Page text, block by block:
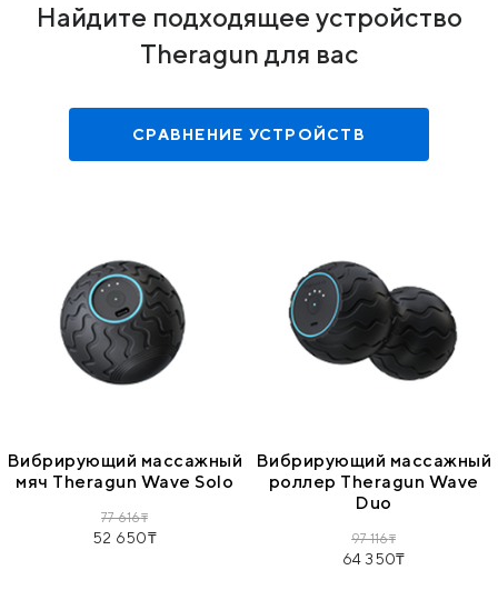
Найдите подходящее устройство
Theragun для вас
СРАВНЕНИЕ УСТРОЙСТВ
Вибрирующий массажный
мяч Theragun Wave Solo
77 616
52 650
Вибрирующий массажный
роллер Theragun Wave
Duo
97 116
64 350